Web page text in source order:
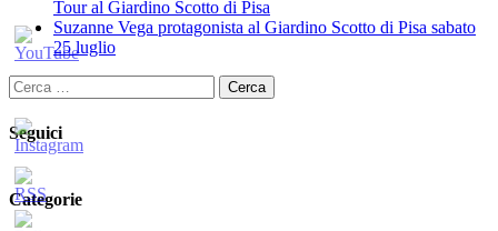
Tour al Giardino Scotto di Pisa
Suzanne Vega protagonista al Giardino Scotto di Pisa sabato
25 luglio
Ricerca
per:
Seguici
Categorie